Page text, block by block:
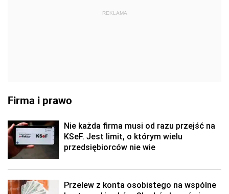
REKLAMA
Firma i prawo
Nie każda firma musi od razu przejść na
KSeF. Jest limit, o którym wielu
przedsiębiorców nie wie
Przelew z konta osobistego na wspólne